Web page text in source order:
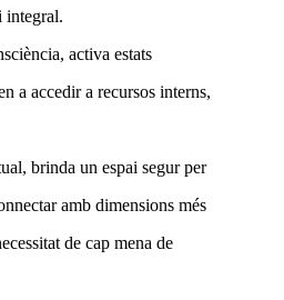
integral.
activa estats
a accedir a recursos interns,
brinda un espai segur per
amb dimensions més
de cap mena de